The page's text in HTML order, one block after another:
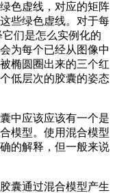
色虚线，对应的矩阵
些绿色虚线。对于每
们是怎么实例化的
为每个已经从图像中
椭圆圈出来的三个红
低层次的胶囊的姿态
中应该应该有一个是
模型。使用混合模型
的解释，但一般来说
囊通过混合模型产生